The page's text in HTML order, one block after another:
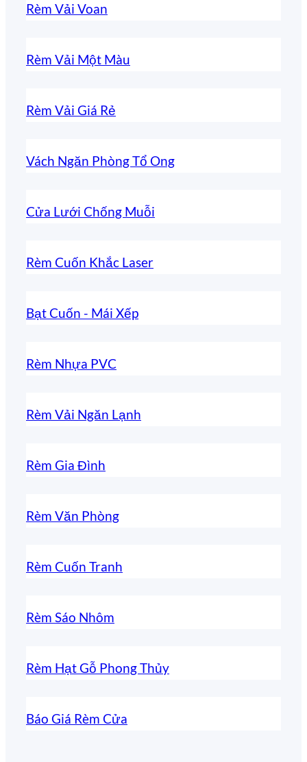
Rèm Vải Voan
Rèm Vải Một Màu
Rèm Vải Giá Rẻ
Vách Ngăn Phòng Tổ Ong
Cửa Lưới Chống Muỗi
Rèm Cuốn Khắc Laser
Bạt Cuốn - Mái Xếp
Rèm Nhựa PVC
Rèm Vải Ngăn Lạnh
Rèm Gia Đình
Rèm Văn Phòng
Rèm Cuốn Tranh
Rèm Sáo Nhôm
Rèm Hạt Gỗ Phong Thủy
Báo Giá Rèm Cửa